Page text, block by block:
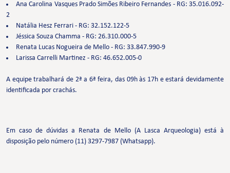
Ana Carolina Vasques Prado Simões Ribeiro Fernandes - RG: 35.016.092-
2
Natália Hesz Ferrari - RG: 32.152.122-5
Jéssica Souza Chamma - RG: 26.310.000-5
Renata Lucas Nogueira de Mello - RG: 33.847.990-9
Larissa Carrelli Martinez - RG: 46.652.005-0
A equipe trabalhará de 2ª a 6ª feira, das 09h às 17h e estará devidamente
identificada por crachás.
Em caso de dúvidas a Renata de Mello (A Lasca Arqueologia) está à
disposição pelo número (11) 3297-7987 (Whatsapp).